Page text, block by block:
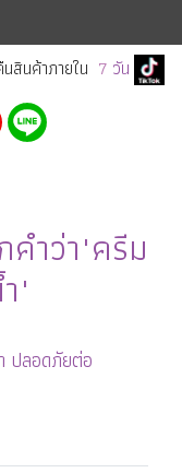
สินค้าภายใน 7 วัน
ำว่า"ครีม
"
ปลอดภัยต่อ